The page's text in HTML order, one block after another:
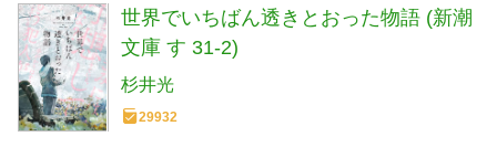
世界でいちばん透きとおった物語 (新潮
文庫 す 31-2)
杉井光
29932